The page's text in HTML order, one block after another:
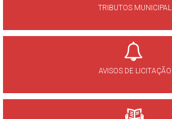
TRIBUTOS MUNICIPAL
AVISOS DE LICITAÇÃO